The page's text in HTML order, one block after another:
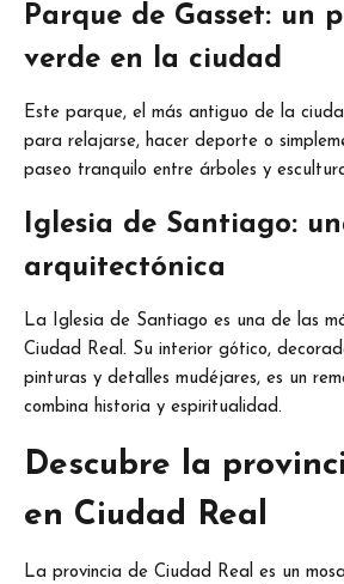
Parque de Gasset: un
verde en la ciudad
Este parque, el más antiguo de la
para relajarse, hacer deporte o
paseo tranquilo entre árboles y
Iglesia de Santiago:
arquitectónica
La Iglesia de Santiago es una de las
Ciudad Real. Su interior gótico,
pinturas y detalles mudéjares, es un
combina historia y espiritualidad.
Descubre la
en Ciudad Real
La provincia de Ciudad Real es un